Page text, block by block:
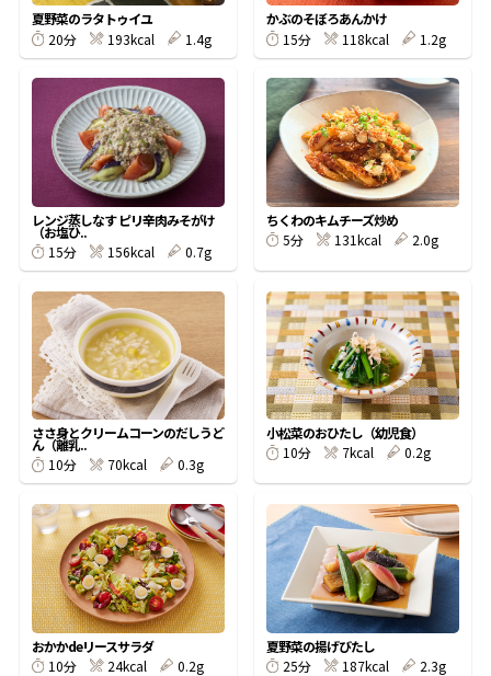
楽チン屋® ストレートつゆ
新鮮一番 『氷熟®』
『踊り節』
鰹節屋の
だしパック
だし巻き卵特集
かつおだしが決め手！簡単茶碗蒸し
夏野菜のラタトゥイユ
20分
193kcal 1.4g
かぶのそぼろあんかけ
15分
118kcal 1.2g
レンジ蒸しなす ピリ辛肉みそがけ
（お塩ひ..
15分
156kcal 0.7g
ちくわのキムチーズ炒め
5分
131kcal 2.0g
ささ身とクリームコーンのだしうど
ん（離乳..
10分
70kcal 0.3g
小松菜のおひたし（幼児食）
10分
7kcal 0.2g
おかかdeリースサラダ
10分
24kcal 0.2g
夏野菜の揚げびたし
25分
187kcal 2.3g